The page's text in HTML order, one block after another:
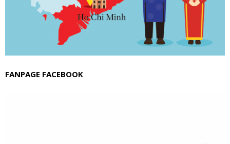
FANPAGE FACEBOOK